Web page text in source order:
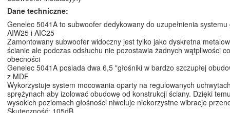
Dane techniczne:
Genelec 5041A to subwoofer dedykowany do uzupełnienia systemu
AIW25 i AIC25
Zamontowany subwoofer widoczny jest tylko jako dyskretna
ścianie ale podczas odsłuchu nie pozostawia żadnych wątpliwości
obecności
Genelec 5041A posiada dwa 6,5 "głośniki w bardzo szczupłej
z MDF
Wykorzystuje system mocowania oparty na regulowanych
sprężynach aby izolować obudowę od konstrukcji ściany. Dzięki
wysokich poziomach głośności niweluje niekorzystne wibracje
Skuteczność: 105dB